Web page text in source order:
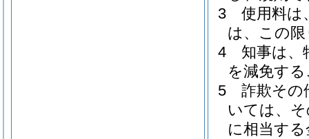
3
使用料は
は、この
4
知事は、
を減免す
5
詐欺その
いては、
に相当す